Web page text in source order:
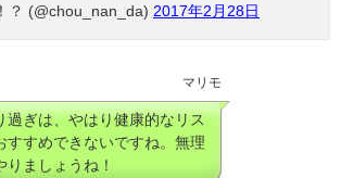
？ (@chou_nan_da) 2017年2月28日
マリモ
過ぎは、やはり健康的なリス
すすめできないですね。無理
ましょうね！